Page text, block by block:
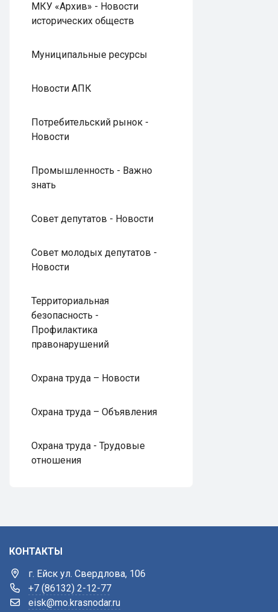
МКУ «Архив» - Новости
исторических обществ
Муниципальные ресурсы
Новости АПК
Потребительский рынок -
Новости
Промышленность - Важно
знать
Совет депутатов - Новости
Совет молодых депутатов -
Новости
Территориальная
безопасность -
Профилактика
правонарушений
Охрана труда – Новости
Охрана труда – Объявления
Охрана труда - Трудовые
отношения
КОНТАКТЫ
г. Ейск ул. Свердлова, 106
+7 (86132) 2-12-77
eisk@mo.krasnodar.ru